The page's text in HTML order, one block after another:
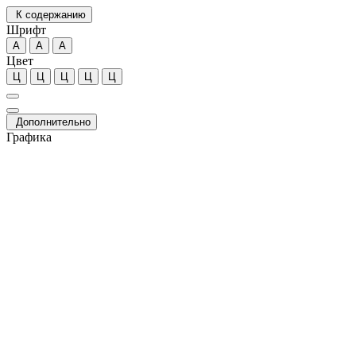
К содержанию
Шрифт
А А А
Цвет
Ц Ц Ц Ц Ц
Дополнительно
Графика